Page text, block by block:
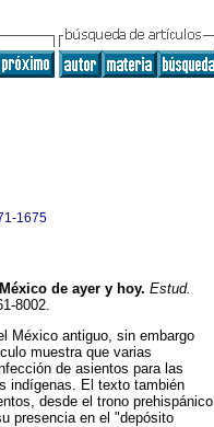
1675
de ayer y hoy. Estud.
8002.
México antiguo, sin embargo
muestra que varias
de asientos para las
indígenas. El texto también
desde el trono prehispánico
presencia en el "depósito